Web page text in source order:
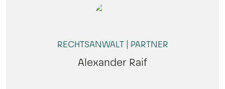
RECHTSANWALT | PARTNER
Alexander Raif